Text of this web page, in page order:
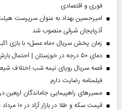
فوری و اقتصادی
امیرحسین بهداد به عنوان سرپرست
آذربایجان شرقی منصوب شد
زمان پخش سریال «ماه عسل» با بازی
دمای ۵۰ درجه در خوزستان | احتمال بارش‌های سیل‌آسا در ۳ استان
قصه سریال رویای نیمه شب اختلاف
فیلمنامه رضایت دارم
مسیر‌های راهپیمایی جاماندگان اربعین
قیمت سکه و طلا در بازار آزاد در ۱۰ مرداد ۱۴۰۵